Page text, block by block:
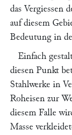
das Vergiessen
auf diesem
Bedeutung in
Einfach
diesen Punkt
Stahlwerke in
Roheisen zur
diesem Falle
Masse